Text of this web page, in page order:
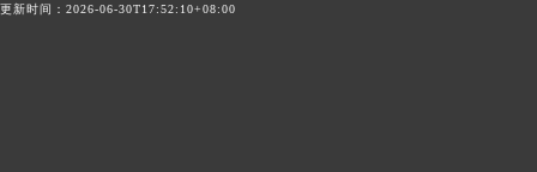
更新时间：2026-06-30T17:52:10+08:00